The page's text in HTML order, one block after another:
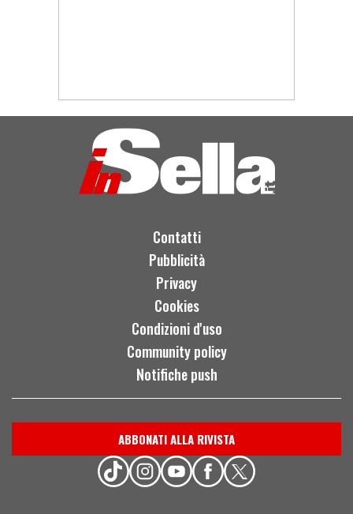
Contatti
Pubblicità
Privacy
Cookies
Condizioni d'uso
Community policy
Notifiche push
ABBONATI ALLA RIVISTA